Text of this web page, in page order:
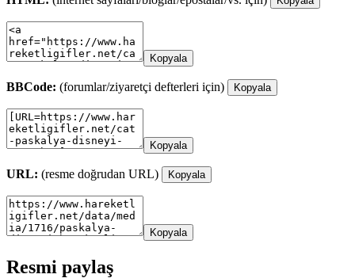
Kopyala
BBCode: (forumlar/ziyaretçi defterleri için) Kopyala
Kopyala
URL: (resme doğrudan URL) Kopyala
Kopyala
Resmi paylaş